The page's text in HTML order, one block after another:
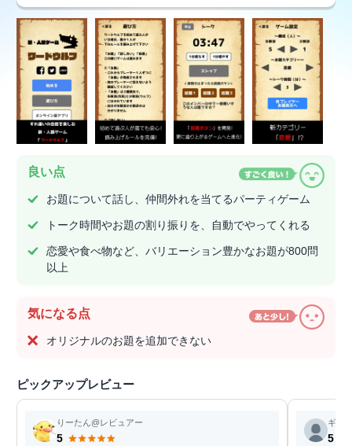
良い点
お題について話し、仲間外れを当てるパーティゲーム
トーク時間やお題の割り振りを、自動でやってくれる
恋愛や食べ物など、バリエーション豊かなお題が800問
以上
気になる点
オリジナルのお題を追加できない
ピックアップレビュー
りーたん@レビュアー
5
ギャ
5